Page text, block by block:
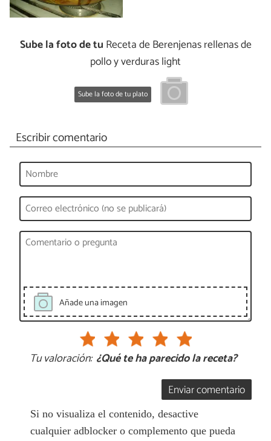
Sube la foto de tu Receta de Berenjenas rellenas de
pollo y verduras light
Sube la foto de tu plato
Escribir comentario
Añade una imagen
Tu valoración: ¿Qué te ha parecido la receta?
Enviar comentario
Si no visualiza el contenido, desactive
cualquier adblocker o complemento que pueda